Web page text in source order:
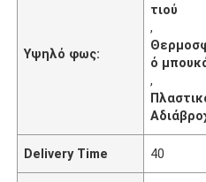
Υψηλό φως:
τιού
,
ό
,
Delivery Time 40